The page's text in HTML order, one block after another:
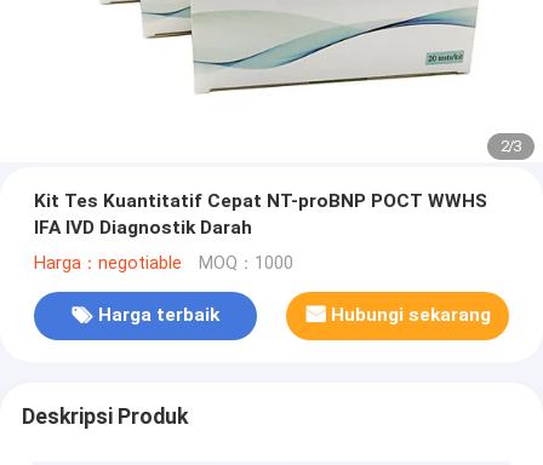
2/3
Kit Tes Kuantitatif Cepat NT-proBNP POCT WWHS
IFA IVD Diagnostik Darah
Harga：negotiable MOQ：1000
Harga terbaik Hubungi sekarang
Deskripsi Produk